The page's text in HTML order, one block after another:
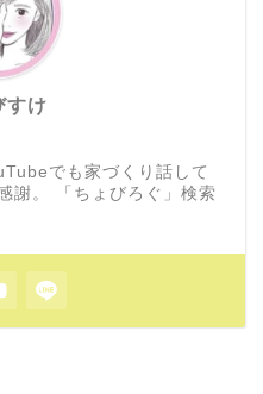
すけ
でも家づくり話して
謝。 「ちょびろぐ」検索